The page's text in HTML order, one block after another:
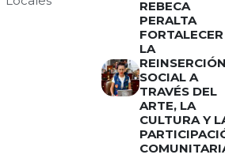
REBECA
PERALTA
FORTALECER
LA
SOCIAL A
TRAVÉS DEL
ARTE, LA
CULTURA Y